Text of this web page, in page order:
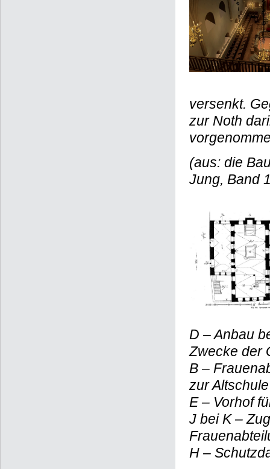
versenkt.
zur Noth
(aus: die
Jung, Band
D – Anbau
Zwecke der
B –
zur
E – Vorhof
J bei K –
H –